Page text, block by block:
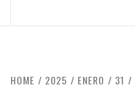
HOME 2025 ENERO 31